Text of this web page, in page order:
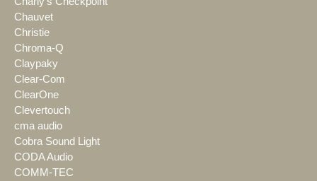
Chauvet
Christie
Chroma-Q
Claypaky
Clear-Com
ClearOne
Clevertouch
cma audio
Cobra Sound Light
CODA Audio
COMM-TEC